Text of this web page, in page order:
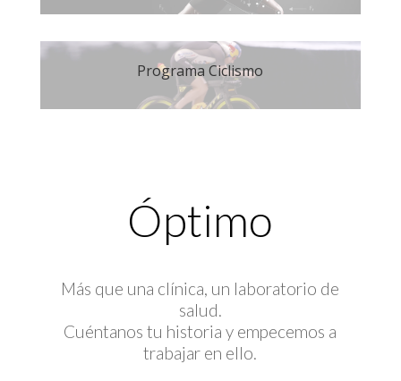
Programa Ciclismo
Óptimo
Más que una clínica, un laboratorio de
salud.
Cuéntanos tu historia y empecemos a
trabajar en ello.